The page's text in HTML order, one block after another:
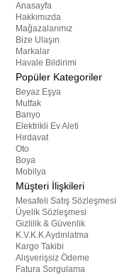
Anasayfa
Hakkımızda
Mağazalarımız
Bize Ulaşın
Markalar
Havale Bildirimi
Popüler Kategoriler
Beyaz Eşya
Mutfak
Banyo
Elektrikli Ev Aleti
Hırdavat
Oto
Boya
Mobilya
Müşteri İlişkileri
Mesafeli Satış Sözleşmesi
Üyelik Sözleşmesi
Gizlilik & Güvenlik
K.V.K.K Aydınlatma
Kargo Takibi
Alışverişsiz Ödeme
Fatura Sorgulama